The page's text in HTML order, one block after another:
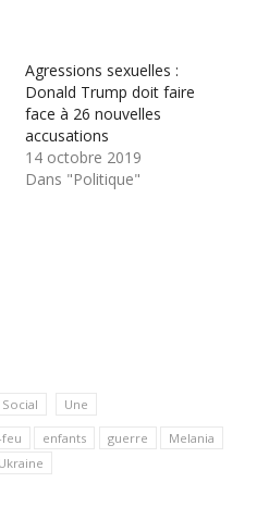
Agressions sexuelles :
Donald Trump doit faire
face à 26 nouvelles
accusations
14 octobre 2019
Dans "Politique"
Social Une
feu enfants guerre
Melania
Ukraine